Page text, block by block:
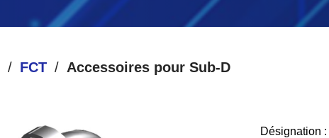
FCT Accessoires pour Sub-D
Désignation :